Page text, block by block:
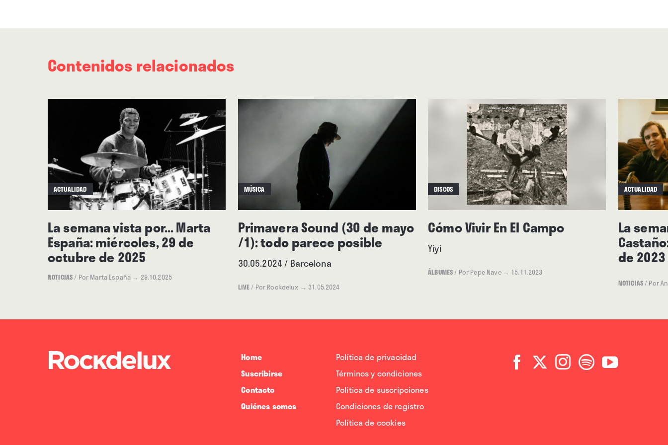
metal en su pasado. La segunda de las mencionadas es una adaptación al
hizo una chica llamada Nuria Rodas. La nueva versión, cantada por ella,
adquiere un tono un poco más de bossa nova y suena mucho más naíf que
la original, con un brillo diferente. ∎
Contenidos relacionados
ACTUALIDAD
La semana vista por... Marta
España: miércoles, 29 de
octubre de 2025
NOTICIAS/ Por Marta España → 29.10.2025
MÚSICA
Primavera Sound (30 de mayo
/1): todo parece posible
30.05.2024 / Barcelona
LIVE/ Por Rockdelux → 31.05.2024
DISCOS
Cómo Vivir En El Campo
Yiyi
ÁLBUMES/ Por Pepe Nave → 15.11.2023
ACTUALIDAD
La
de 2023
NOTICIAS/ Por
Home
Suscribirse
Contacto
Quiénes somos
Política de privacidad
Términos y condiciones
Política de suscripciones
Condiciones de registro
Política de cookies